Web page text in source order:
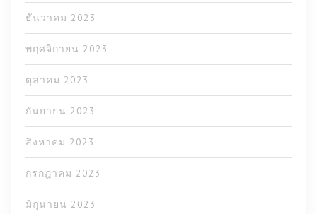
ธันวาคม 2023
พฤศจิกายน 2023
ตุลาคม 2023
กันยายน 2023
สิงหาคม 2023
กรกฎาคม 2023
มิถุนายน 2023